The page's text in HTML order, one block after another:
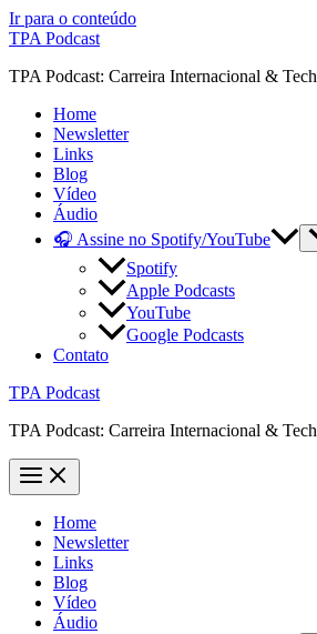
Ir para o conteúdo
TPA Podcast
TPA Podcast: Carreira Internacional & Tech
Home
Newsletter
Links
Blog
Vídeo
Áudio
🎧 Assine no Spotify/YouTube
Spotify
Apple Podcasts
YouTube
Google Podcasts
Contato
TPA Podcast
TPA Podcast: Carreira Internacional & Tech
Home
Newsletter
Links
Blog
Vídeo
Áudio